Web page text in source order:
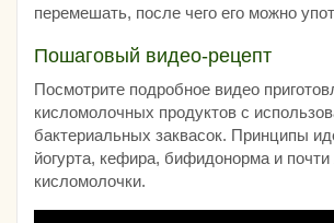
перемешать, после чего его можно
Пошаговый видео-рецепт
Посмотрите подробное видео
кисломолочных продуктов с
бактериальных заквасок. Принципы
йогурта, кефира, бифидонорма и
кисломолочки.